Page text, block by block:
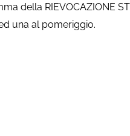
della RIEVOCAZIONE
una al pomeriggio.